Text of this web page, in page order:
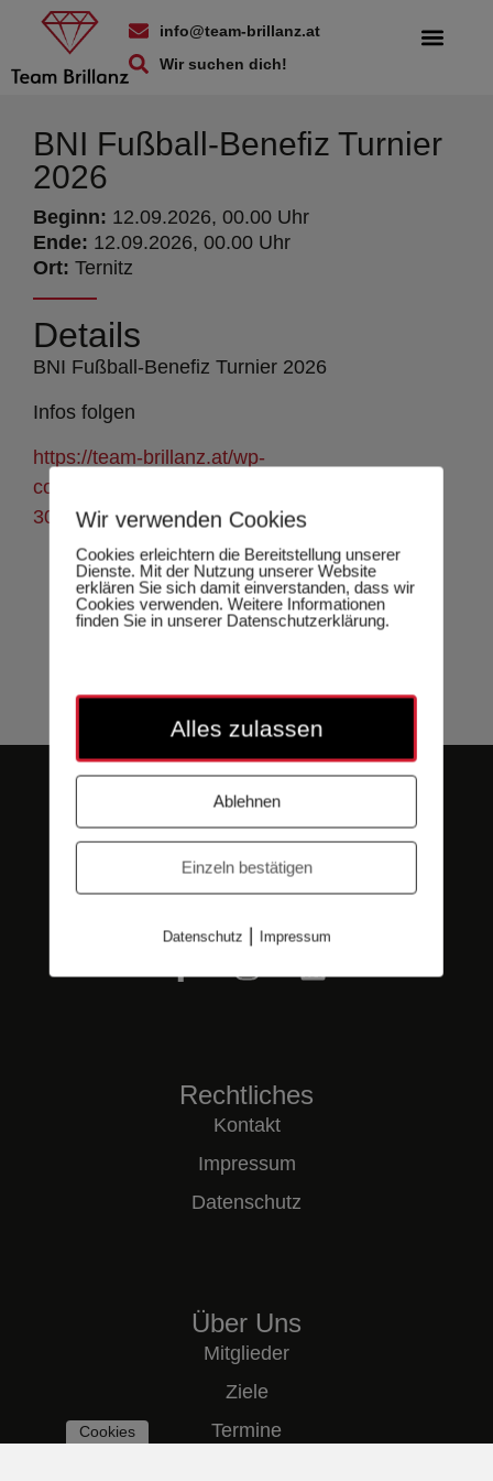
info@team-brillanz.at
Wir suchen dich!
BNI Fußball-Benefiz Turnier
2026
Beginn: 12.09.2026, 00.00 Uhr
Ende: 12.09.2026, 00.00 Uhr
Ort: Ternitz
Details
BNI Fußball-Benefiz Turnier 2026
Infos folgen
https://team-brillanz.at/wp-
content/uploads/2026/06/BNI-2026-
300×168.png
Über Uns
Mitglieder
Ziele
Termine
Rechtliches
Kontakt
Impressum
Datenschutz
Cookies
Wir verwenden Cookies
Cookies erleichtern die Bereitstellung unserer
Dienste. Mit der Nutzung unserer Website
erklären Sie sich damit einverstanden, dass wir
Cookies verwenden. Weitere Informationen
finden Sie in unserer Datenschutzerklärung.
Alles zulassen
Ablehnen
Einzeln bestätigen
Datenschutz | Impressum